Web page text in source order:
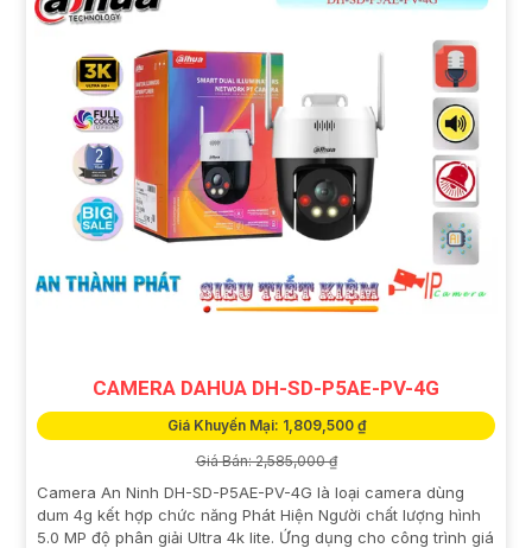
CAMERA DAHUA DH-SD-P5AE-PV-4G
Giá Khuyến Mại: 1,809,500 ₫
Giá Bán: 2,585,000 ₫
Camera An Ninh DH-SD-P5AE-PV-4G là loại camera dùng
dum 4g kết hợp chức năng Phát Hiện Người chất lượng hình
5.0 MP độ phân giải Ultra 4k lite. Ứng dụng cho công trình giá